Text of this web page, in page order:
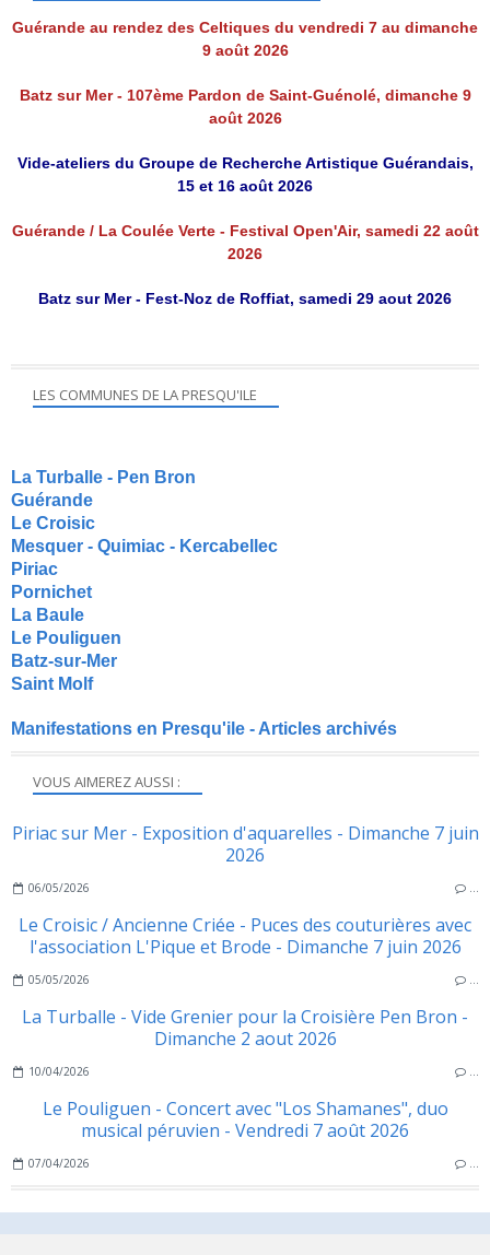
VOUS AIMEREZ AUSSI :
Piriac sur Mer - Exposition d'aquarelles - Dimanche 7 juin
2026
06/05/2026 …
Le Croisic / Ancienne Criée - Puces des couturières avec
l'association L'Pique et Brode - Dimanche 7 juin 2026
05/05/2026 …
La Turballe - Vide Grenier pour la Croisière Pen Bron -
Dimanche 2 aout 2026
10/04/2026 …
Le Pouliguen - Concert avec "Los Shamanes", duo
musical péruvien - Vendredi 7 août 2026
07/04/2026 …
Guérande au rendez des Celtiques du vendredi 7 au dimanche
9 août 2026
Batz sur Mer - 107ème Pardon de Saint-Guénolé, dimanche 9
août 2026
Vide-ateliers du Groupe de Recherche Artistique Guérandais,
15 et 16 août 2026
Guérande / La Coulée Verte - Festival Open'Air, samedi 22 août
2026
Batz sur Mer - Fest-Noz de Roffiat, samedi 29 aout 2026
LES COMMUNES DE LA PRESQU'ILE
La Turballe - Pen Bron
Guérande
Le Croisic
Mesquer - Quimiac - Kercabellec
Piriac
Pornichet
La Baule
Le Pouliguen
Batz-sur-Mer
Saint Molf
Manifestations en Presqu'ile - Articles archivés